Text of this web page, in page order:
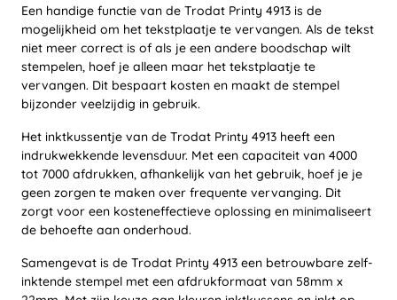
Een handige functie van de Trodat Printy 4913 is de
mogelijkheid om het tekstplaatje te vervangen. Als de tekst
niet meer correct is of als je een andere boodschap wilt
stempelen, hoef je alleen maar het tekstplaatje te
vervangen. Dit bespaart kosten en maakt de stempel
bijzonder veelzijdig in gebruik.
Het inktkussentje van de Trodat Printy 4913 heeft een
indrukwekkende levensduur. Met een capaciteit van 4000
tot 7000 afdrukken, afhankelijk van het gebruik, hoef je je
geen zorgen te maken over frequente vervanging. Dit
zorgt voor een kosteneffectieve oplossing en minimaliseert
de behoefte aan onderhoud.
Samengevat is de Trodat Printy 4913 een betrouwbare zelf-
inktende stempel met een afdrukformaat van 58mm x